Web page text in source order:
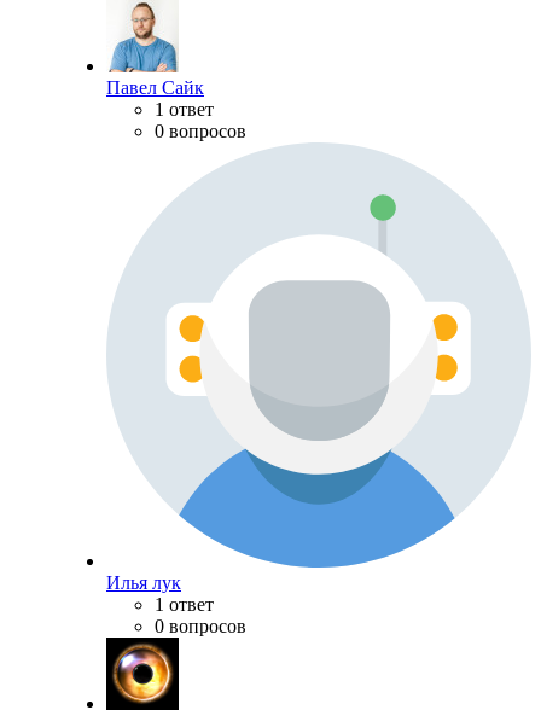
Павел Сайк
1 ответ
0 вопросов
Илья лук
1 ответ
0 вопросов